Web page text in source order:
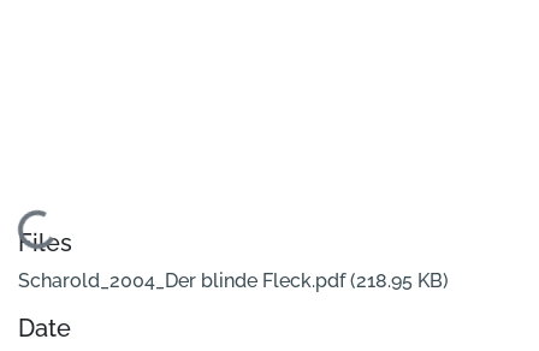
Loading...
Files
Scharold_2004_Der blinde Fleck.pdf(218.95 KB)
Date